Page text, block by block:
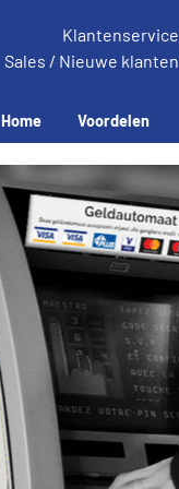
Klantenservice
Sales / Nieuwe klanten
Home Voordelen